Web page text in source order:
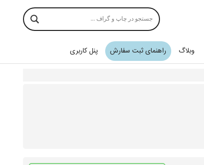
وبلاگ راهنمای ثبت سفارش پنل کاربری